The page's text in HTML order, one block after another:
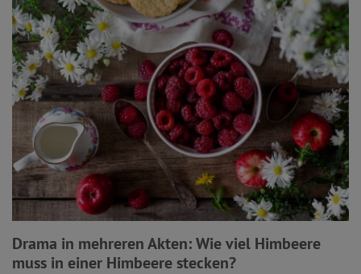
Drama in mehreren Akten: Wie viel Himbeere
muss in einer Himbeere stecken?